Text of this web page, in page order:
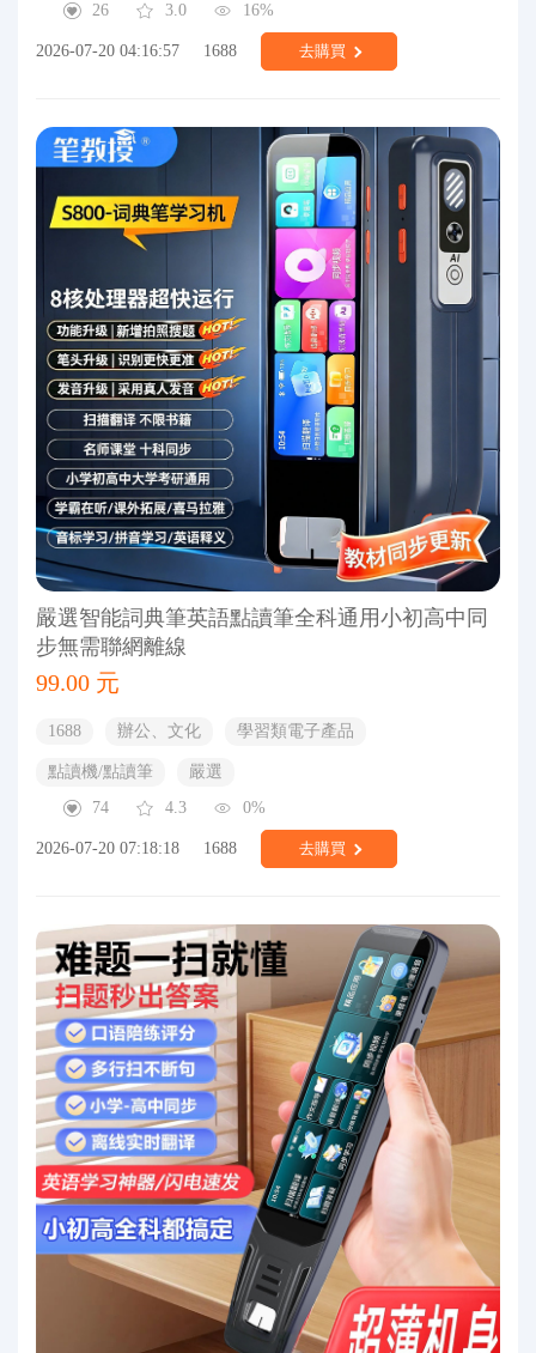
26
3.0 16%
2026-07-20 04:16:57 1688 去購買
嚴選智能詞典筆英語點讀筆全科通用小初高中同
步無需聯網離線
99.00 元
1688 辦公、文化 學習類電子產品
點讀機/點讀筆
嚴選
74
4.3 0%
2026-07-20 07:18:18 1688 去購買